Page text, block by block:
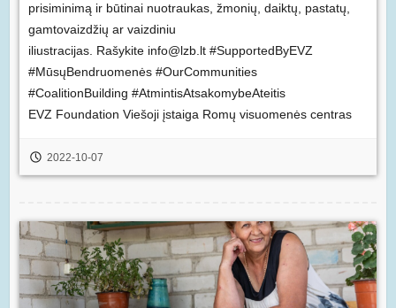
prisiminimą ir būtinai nuotraukas, žmonių, daiktų, pastatų,
gamtovaizdžių ar vaizdiniu
iliustracijas. Rašykite info@lzb.lt #SupportedByEVZ
#MūsųBendruomenės #OurCommunities
#CoalitionBuilding #AtmintisAtsakomybeAteitis
EVZ Foundation Viešoji įstaiga Romų visuomenės centras
2022-10-07